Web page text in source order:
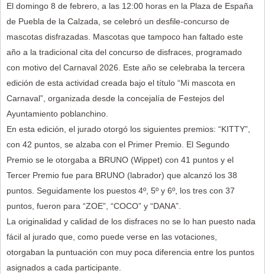
El domingo 8 de febrero, a las 12:00 horas en la Plaza de España
de Puebla de la Calzada, se celebró un desfile-concurso de
mascotas disfrazadas. Mascotas que tampoco han faltado este
año a la tradicional cita del concurso de disfraces, programado
con motivo del Carnaval 2026. Este año se celebraba la tercera
edición de esta actividad creada bajo el título “Mi mascota en
Carnaval”, organizada desde la concejalía de Festejos del
Ayuntamiento poblanchino.
En esta edición, el jurado otorgó los siguientes premios: “KITTY”,
con 42 puntos, se alzaba con el Primer Premio. El Segundo
Premio se le otorgaba a BRUNO (Wippet) con 41 puntos y el
Tercer Premio fue para BRUNO (labrador) que alcanzó los 38
puntos. Seguidamente los puestos 4º, 5º y 6º, los tres con 37
puntos, fueron para “ZOE”, “COCO” y “DANA”.
La originalidad y calidad de los disfraces no se lo han puesto nada
fácil al jurado que, como puede verse en las votaciones,
otorgaban la puntuación con muy poca diferencia entre los puntos
asignados a cada participante.